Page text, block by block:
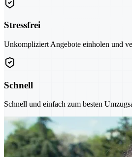
Stressfrei
Unkompliziert Angebote einholen und
Schnell
Schnell und einfach zum besten